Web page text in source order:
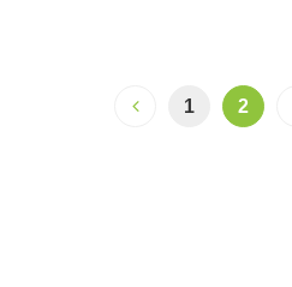
1 2